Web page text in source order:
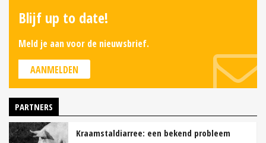
Blijf up to date!
Meld je aan voor de nieuwsbrief.
AANMELDEN
PARTNERS
Kraamstaldiarree: een bekend probleem